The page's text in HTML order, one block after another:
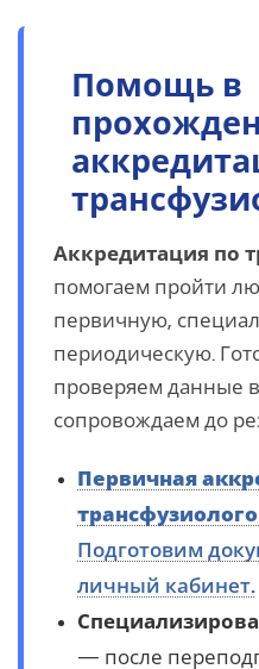
Помощь в
Аккредитация по
помогаем пройти
первичную,
периодическую.
проверяем данные
сопровождаем до
Первичная
Подготовим
личный кабинет.
— после